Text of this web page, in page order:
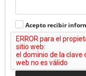
Acepto recibir